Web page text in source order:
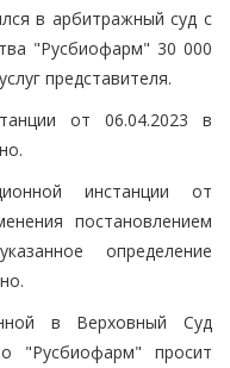
в арбитражный суд с
"Русбиофарм" 30 000
представителя.
от 06.04.2023 в
инстанции от
постановлением
определение
в Верховный Суд
"Русбиофарм" просит